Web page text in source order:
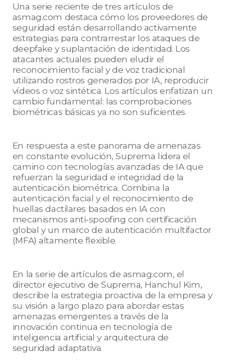
Una serie reciente de tres artículos de
asmag.com destaca cómo los proveedores de
seguridad están desarrollando activamente
estrategias para contrarrestar los ataques de
deepfake y suplantación de identidad. Los
atacantes actuales pueden eludir el
reconocimiento facial y de voz tradicional
utilizando rostros generados por IA, reproducir
vídeos o voz sintética. Los artículos enfatizan un
cambio fundamental: las comprobaciones
biométricas básicas ya no son suficientes.
En respuesta a este panorama de amenazas
en constante evolución, Suprema lidera el
camino con tecnologías avanzadas de IA que
refuerzan la seguridad e integridad de la
autenticación biométrica. Combina la
autenticación facial y el reconocimiento de
huellas dactilares basados en IA con
mecanismos anti-spoofing con certificación
global y un marco de autenticación multifactor
(MFA) altamente flexible.
En la serie de artículos de asmag.com, el
director ejecutivo de Suprema, Hanchul Kim,
describe la estrategia proactiva de la empresa y
su visión a largo plazo para abordar estas
amenazas emergentes a través de la
innovación continua en tecnología de
inteligencia artificial y arquitectura de
seguridad adaptativa.